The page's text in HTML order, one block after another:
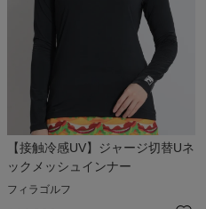
【接触冷感UV】ジャージ切替Uネ
ックメッシュインナー
フィラゴルフ